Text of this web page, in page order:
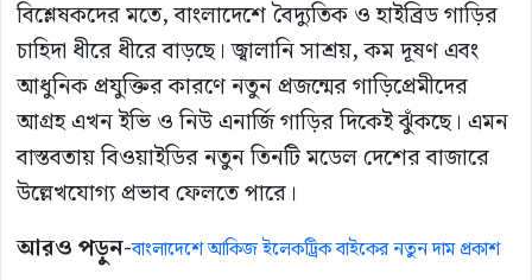
বিশ্লেষকদের মতে, বাংলাদেশে বৈদ্যুতিক ও হাইব্রিড গাড়ির
চাহিদা ধীরে ধীরে বাড়ছে। জ্বালানি সাশ্রয়, কম দূষণ এবং
আধুনিক প্রযুক্তির কারণে নতুন প্রজন্মের গাড়িপ্রেমীদের
আগ্রহ এখন ইভি ও নিউ এনার্জি গাড়ির দিকেই ঝুঁকছে। এমন
বাস্তবতায় বিওয়াইডির নতুন তিনটি মডেল দেশের বাজারে
উল্লেখযোগ্য প্রভাব ফেলতে পারে।
আরও পড়ুন-বাংলাদেশে আকিজ ইলেকট্রিক বাইকের নতুন দাম প্রকাশ